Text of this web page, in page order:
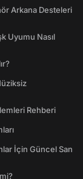
Arkana Desteleri
Uyumu Nasıl
Rehberi
İçin Güncel San